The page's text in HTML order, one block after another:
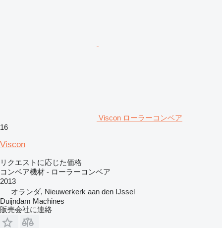
Viscon ローラーコンベア
16
Viscon
リクエストに応じた価格
コンベア機材 - ローラーコンベア
2013
オランダ, Nieuwerkerk aan den IJssel
Duijndam Machines
販売会社に連絡